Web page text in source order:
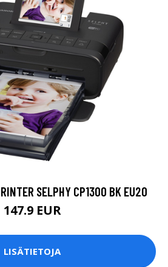
SELPHY CP1300 BK EU20
147.9 EUR
LISÄTIETOJA